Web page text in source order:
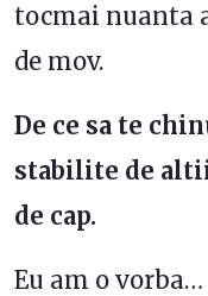
tocmai nuanta
de mov.
De ce sa te
stabilite de
de cap.
Eu am o